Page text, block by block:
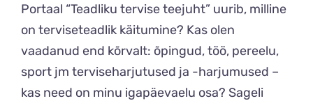
Portaal “Teadliku tervise teejuht” uurib, milline
on terviseteadlik käitumine? Kas olen
vaadanud end kõrvalt: õpingud, töö, pereelu,
sport jm terviseharjutused ja -harjumused –
kas need on minu igapäevaelu osa? Sageli